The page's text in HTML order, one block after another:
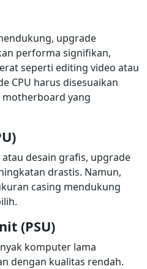
upgrade
performa signifikan,
seperti editing video atau
CPU harus disesuaikan
yang
desain grafis, upgrade
drastis. Namun,
casing mendukung
(PSU)
komputer lama
dengan kualitas rendah.